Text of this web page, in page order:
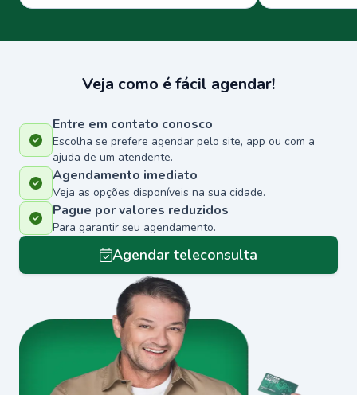
Veja como é fácil agendar!
Entre em contato conosco
Escolha se prefere agendar pelo site, app ou com a
ajuda de um atendente.
Agendamento imediato
Veja as opções disponíveis na sua cidade.
Pague por valores reduzidos
Para garantir seu agendamento.
Agendar teleconsulta